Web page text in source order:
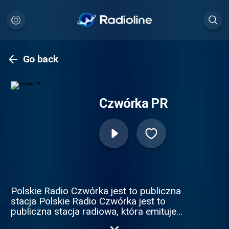
Go back
Czwórka PR
Polskie Radio Czwórka jest to publiczna
stacja Polskie Radio Czwórka jest to
publiczna stacja radiowa, która emituje